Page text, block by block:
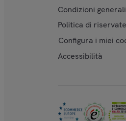
Condizioni
Politica di
Configura i miei
Accessibilità